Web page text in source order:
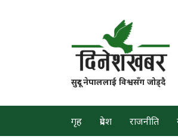
सुदूर नेपाललाई विश्वसँग जोड्दै
गृह प्रदेश राजनीति